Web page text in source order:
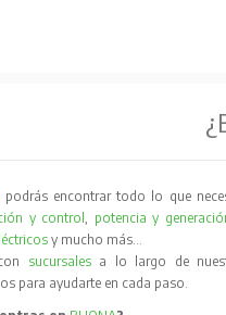
podrás encontrar todo lo que
y control, potencia y
y mucho más…
sucursales a lo largo de
para ayudarte en cada paso.